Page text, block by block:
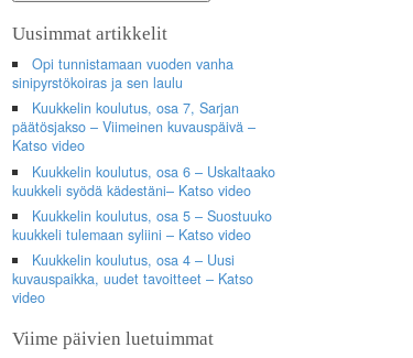
Uusimmat artikkelit
Opi tunnistamaan vuoden vanha
sinipyrstökoiras ja sen laulu
Kuukkelin koulutus, osa 7, Sarjan
päätösjakso – Viimeinen kuvauspäivä –
Katso video
Kuukkelin koulutus, osa 6 – Uskaltaako
kuukkeli syödä kädestäni– Katso video
Kuukkelin koulutus, osa 5 – Suostuuko
kuukkeli tulemaan syliini – Katso video
Kuukkelin koulutus, osa 4 – Uusi
kuvauspaikka, uudet tavoitteet – Katso
video
Viime päivien luetuimmat